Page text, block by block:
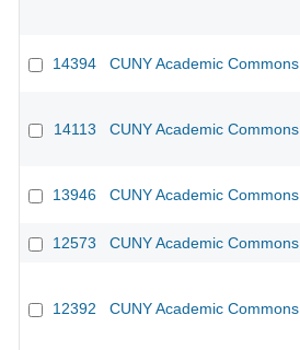
14394 CUNY Academic Commons
14113 CUNY Academic Commons
13946 CUNY Academic Commons
12573 CUNY Academic Commons
12392 CUNY Academic Commons